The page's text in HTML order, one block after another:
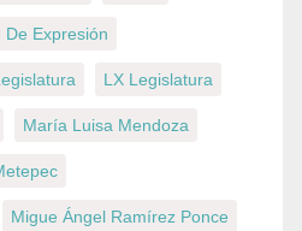
De Expresión
LX Legislatura
María Luisa Mendoza
Migue Ángel Ramírez Ponce